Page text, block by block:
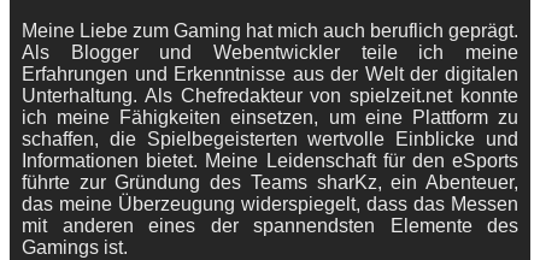
Meine Liebe zum Gaming hat mich auch beruflich geprägt.
Als Blogger und Webentwickler teile ich meine
Erfahrungen und Erkenntnisse aus der Welt der digitalen
Unterhaltung. Als Chefredakteur von spielzeit.net konnte
ich meine Fähigkeiten einsetzen, um eine Plattform zu
schaffen, die Spielbegeisterten wertvolle Einblicke und
Informationen bietet. Meine Leidenschaft für den eSports
führte zur Gründung des Teams sharKz, ein Abenteuer,
das meine Überzeugung widerspiegelt, dass das Messen
mit anderen eines der spannendsten Elemente des
Gamings ist.